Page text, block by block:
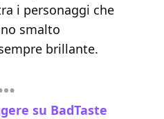
i personaggi che
smalto
brillante.
su BadTaste